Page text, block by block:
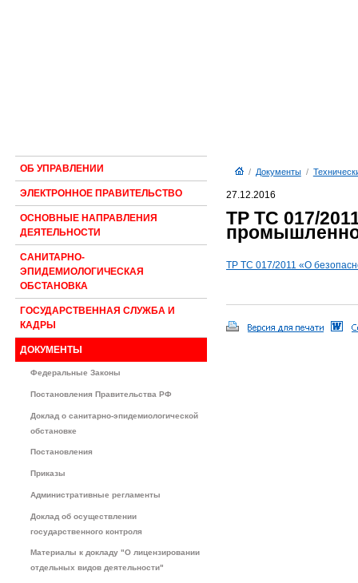
ОБ УПРАВЛЕНИИ
ЭЛЕКТРОННОЕ ПРАВИТЕЛЬСТВО
ОСНОВНЫЕ НАПРАВЛЕНИЯ
ДЕЯТЕЛЬНОСТИ
САНИТАРНО-
ЭПИДЕМИОЛОГИЧЕСКАЯ
ОБСТАНОВКА
ГОСУДАРСТВЕННАЯ СЛУЖБА И
КАДРЫ
ДОКУМЕНТЫ
Федеральные Законы
Постановления Правительства РФ
Доклад о санитарно-эпидемиологической
обстановке
Постановления
Приказы
Административные регламенты
Доклад об осуществлении
государственного контроля
Материалы к докладу "О лицензировании
отдельных видов деятельности"
/ Документы/
27.12.2016
ТР ТС 017/
ТР ТС 017/2011 «О